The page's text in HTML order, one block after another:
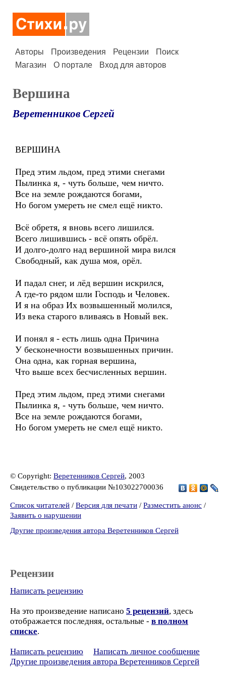
Авторы Произведения Рецензии
Поиск
Магазин
О портале Вход для авторов
Вершина
Веретенников Сергей
ВЕРШИНА
Пред этим льдом, пред этими снегами
Пылинка я, - чуть больше, чем ничто.
Все на земле рождаются богами,
Но богом умереть не смел ещё никто.
Всё обретя, я вновь всего лишился.
Всего лишившись - всё опять обрёл.
И долго-долго над вершиной мира вился
Свободный, как душа моя, орёл.
И падал снег, и лёд вершин искрился,
А где-то рядом шли Господь и Человек.
И я на образ Их возвышенный молился,
Из века старого вливаясь в Новый век.
И понял я - есть лишь одна Причина
У бесконечности возвышенных причин.
Она одна, как горная вершина,
Что выше всех бесчисленных вершин.
Пред этим льдом, пред этими снегами
Пылинка я, - чуть больше, чем ничто.
Все на земле рождаются богами,
Но богом умереть не смел ещё никто.
© Copyright: Веретенников Сергей, 2003
Свидетельство о публикации №103022700036
Список читателей / Версия для печати / Разместить анонс /
Заявить о нарушении
Другие произведения автора Веретенников Сергей
Рецензии
Написать рецензию
На это произведение написано 5 рецензий, здесь
отображается последняя, остальные - в полном
списке.
Написать рецензию
Написать личное сообщение
Другие произведения автора Веретенников Сергей